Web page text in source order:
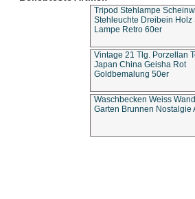
Tripod Stehlampe
Stehleuchte Dreibein Holz
Lampe Retro 60er
Vintage 21 Tlg. Porzellan
Japan China Geisha Rot
Goldbemalung 50er
Waschbecken Weiss
Garten Brunnen Nostalgie